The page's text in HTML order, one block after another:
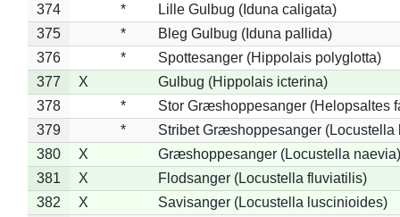
374
*
Lille Gulbug (Iduna caligata)
375
*
Bleg Gulbug (Iduna pallida)
376
*
Spottesanger (Hippolais polyglotta)
377
X
Gulbug (Hippolais icterina)
378
*
Stor Græshoppesanger (Helopsaltes
379
*
Stribet Græshoppesanger (Locustella
380
X
Græshoppesanger (Locustella naevia)
381
X
Flodsanger (Locustella fluviatilis)
382
X
Savisanger (Locustella luscinioides)